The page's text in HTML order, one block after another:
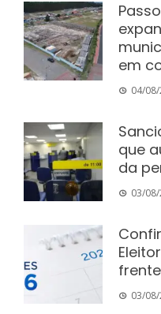
em
04/
que
da
03/
frente
03/